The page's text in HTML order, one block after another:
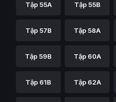
Tập 55A Tập 55B
Tập 57B Tập 58A
Tập 59B Tập 60A
Tập 61B Tập 62A